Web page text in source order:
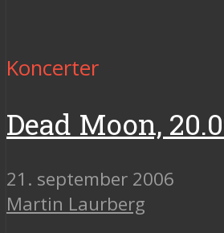
Koncerter
Dead Moon,
21. september 2006
Martin Laurberg